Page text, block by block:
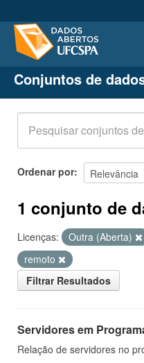
Conjuntos de dados
Organizações
Grupos
Sobre
Conjuntos de
Ordenar por
1 conjunto de
Licenças: Outra (Aberta)
remoto
Filtrar Resultados
Servidores em
Relação de servidores no